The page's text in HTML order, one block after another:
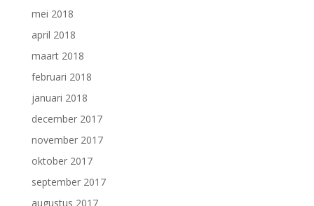
mei 2018
april 2018
maart 2018
februari 2018
januari 2018
december 2017
november 2017
oktober 2017
september 2017
augustus 2017